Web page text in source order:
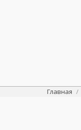
Вы
Главная